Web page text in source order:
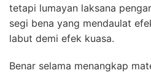
tetapi lumayan laksana
segi bena yang mendaulat
labut demi efek kuasa.
Benar selama menangkap